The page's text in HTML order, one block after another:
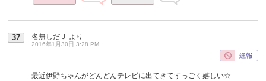
37 名無しだＪ より
2016年1月30日 3:28 PM
最近伊野ちゃんがどんどんテレビに出てきてすっごく嬉しい☆